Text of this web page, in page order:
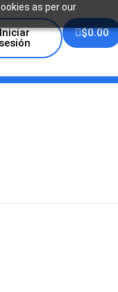
as per our
Iniciar
sesión
$0.00